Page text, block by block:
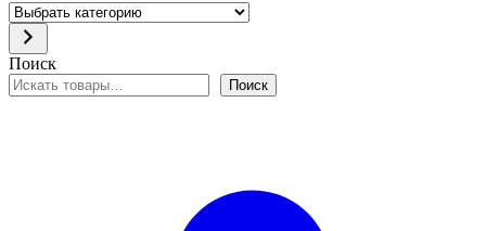
Выбрать
категорию
Поиск
Поиск